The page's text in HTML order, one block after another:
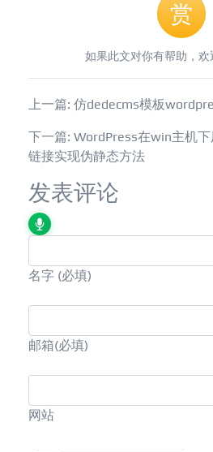
赏
如果此文对你有帮助，欢
上一篇: 仿dedecms模板
下一篇: WordPress在win主机
链接实现伪静态方法
发表评论
名字 (必填)
邮箱(必填)
网站